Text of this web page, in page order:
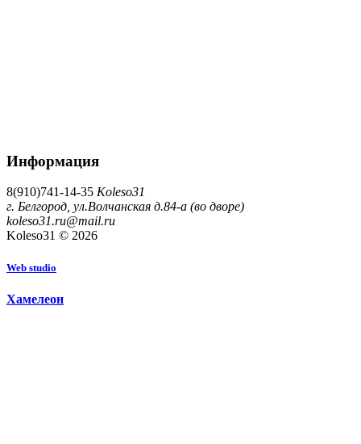
Информация
8(910)741-14-35 Koleso31
г. Белгород, ул.Волчанская д.84-а (во дворе)
koleso31.ru@mail.ru
Koleso31 © 2026
Web studio
Хамелеон